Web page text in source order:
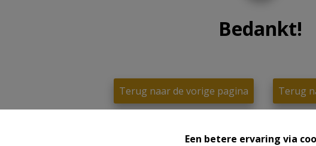
Een betere ervaring via
Bedankt!
Terug naar de vorige pagina Terug